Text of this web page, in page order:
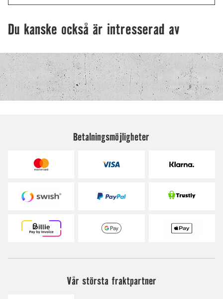
Betalningsmöjligheter
Vår största fraktpartner